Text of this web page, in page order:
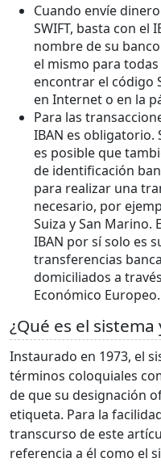
Cuando envíe
SWIFT, basta con el
nombre de su
el mismo para
encontrar el código
en Internet o en la
Para las
IBAN es obligatorio.
es posible que
de identificación
para realizar una
necesario, por
Suiza y San Marino.
IBAN por sí solo es
transferencias
domiciliados a
Económico Europeo.
¿Qué es el sistema
Instaurado en 1973, el
términos coloquiales
de que su designación
etiqueta. Para la
transcurso de este
referencia a él como el